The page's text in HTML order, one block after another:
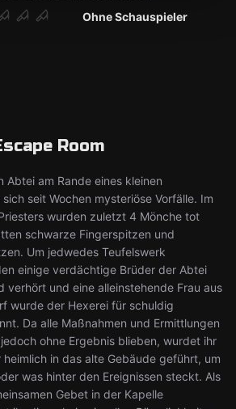
Ohne Schauspieler
Room
Abtei am Rande eines kleinen
seit Wochen mysteriöse Vorfälle. Im
wurden zuletzt 4 Mönche tot
schwarze Fingerspitzen und
Um jedwedes Teufelswerk
einige verdächtige Brüder der Abtei
verhört und eine alleinstehende Frau aus
wurde der Hexerei für schuldig
Da alle Maßnahmen und Ermittlungen
ohne Ergebnis blieben, wurdet ihr
in das alte Gebäude geführt, um
was hinter den Ereignissen steckt. Als
Gebet in der Kapelle